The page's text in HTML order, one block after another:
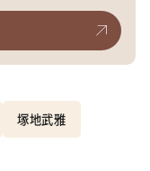
塚地武雅